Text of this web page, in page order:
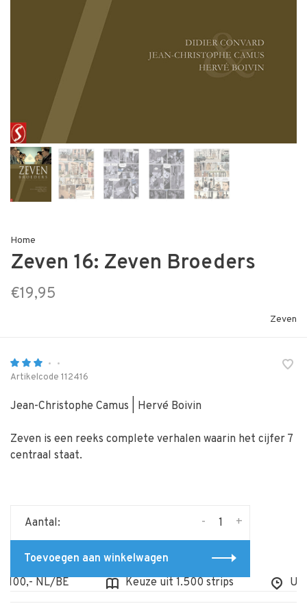
Home
Zeven 16: Zeven Broeders
€19,95
Zeven
•
•
Artikelcode 112416
Jean-Christophe Camus | Hervé Boivin
Zeven is een reeks complete verhalen waarin het cijfer 7
centraal staat.
Aantal: +
-
Toevoegen aan winkelwagen
NL/BE
Keuze uit 1.500 strips Uit